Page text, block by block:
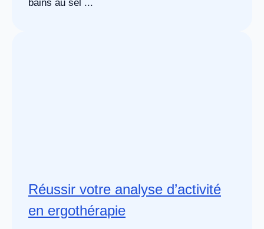
bains au sel ...
Réussir votre analyse d’activité
en ergothérapie